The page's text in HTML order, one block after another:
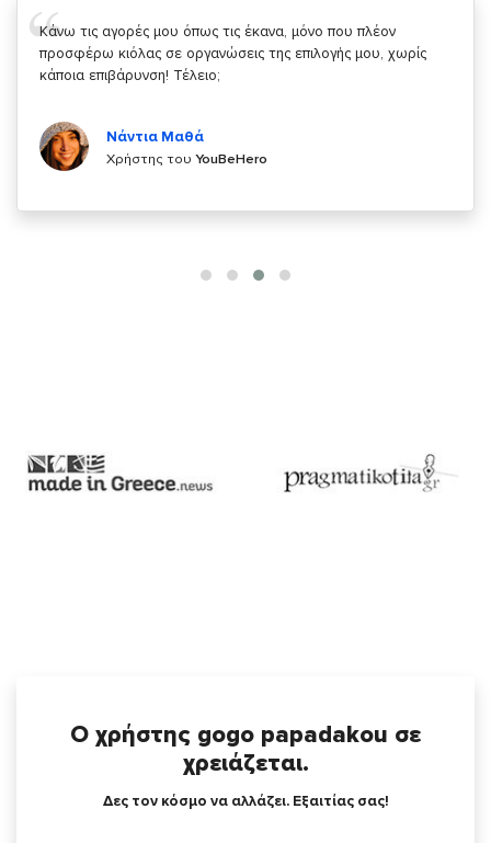
Σας ευχαριστώ που μας δίνετε την δυνατότητα να κάνουμε
κάτι!
Χρήστης τουYouBeHero
Ο χρήστης gogo papadakou σε
χρειάζεται.
Δες τον κόσμο να αλλάζει. Εξαιτίας σας!